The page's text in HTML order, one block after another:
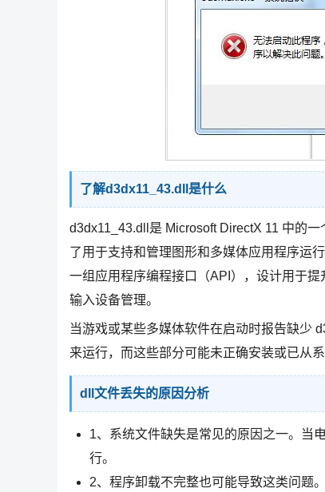
了解d3dx11_43.dll是什么
d3dx11_43.dll是 Microsoft DirectX 11 中的
了用于支持和管理图形和多媒体应用程序运
一组应用程序编程接口（API），设计用于
输入设备管理。
当游戏或某些多媒体软件在启动时报告缺少
来运行，而这些部分可能未正确安装或已从系
dll文件丢失的原因分析
1、系统文件缺失是常见的原因之一。当
行。
2、程序卸载不完整也可能导致这类问题